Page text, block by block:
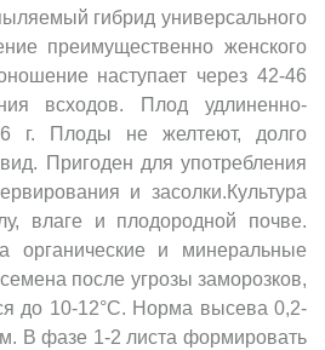
гибрид универсального
преимущественно женского
наступает через 42-46
всходов. Плод удлиненно-
г. Плоды не желтеют, долго
Пригоден для употребления
и засолки.Культура
влаге и плодородной почве.
органические и минеральные
после угрозы заморозков,
до 10-12°C. Норма высева 0,2-
В фазе 1-2 листа формировать